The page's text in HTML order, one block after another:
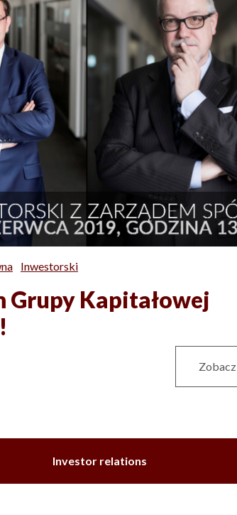
Inwestorski
Grupy Kapitałowej
Investor relations